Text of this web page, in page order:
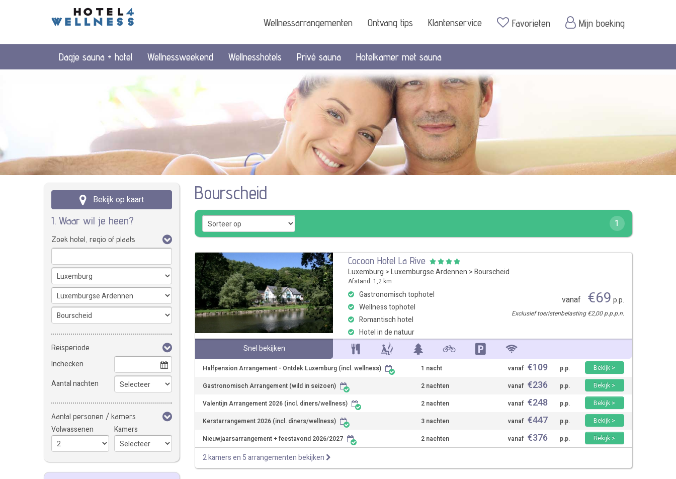
Wellnessarrangementen Ontvang tips Klantenservice Favorieten Mijn boeking
Dagje sauna + hotel Wellnessweekend Wellnesshotels Privé sauna Hotelkamer met sauna
Bekijk op kaart
1. Waar wil je heen?
Zoek hotel, regio of plaats
Reisperiode
Inchecken
Aantal nachten
Aantal personen / kamers
Volwassenen Kamers
Bourscheid
1
Cocoon Hotel La Rive
Luxemburg > Luxemburgse Ardennen > Bourscheid
Afstand: 1,2 km
Gastronomisch tophotel
Wellness tophotel
Romantisch hotel
Hotel in de natuur
vanaf €69 p.p.
Exclusief toeristenbelasting €2,00 p.p.p.n.
Snel bekijken
Halfpension Arrangement - Ontdek Luxemburg (incl. wellness) 1 nacht vanaf €109 p.p.
Bekijk >
Gastronomisch Arrangement (wild in seizoen)
2 nachten vanaf €236 p.p.
Bekijk >
Valentijn Arrangement 2026 (incl. diners/wellness)
2 nachten vanaf €248 p.p.
Bekijk >
Kerstarrangement 2026 (incl. diners/wellness)
3 nachten vanaf €447 p.p.
Bekijk >
Nieuwjaarsarrangement + feestavond 2026/2027
2 nachten vanaf €376 p.p. Bekijk >
2 kamers en 5 arrangementen bekijken